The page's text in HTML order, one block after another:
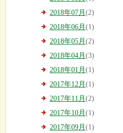
2018年07月 (2)
2018年06月 (1)
2018年05月 (2)
2018年04月 (3)
2018年01月 (1)
2017年12月 (1)
2017年11月 (2)
2017年10月 (1)
2017年09月 (1)